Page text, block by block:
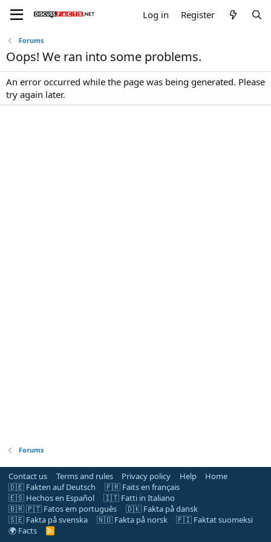
Log in Register
Forums
Oops! We ran into some problems.
An error occurred while the page was being generated. Please
try again later.
Forums
Contact us Terms and rules Privacy policy Help
Home
🇩🇪 Fakten auf Deutsch
🇫🇷 Faits en français
🇪🇸 Hechos en Español
🇮🇹 Fatti in Italiano
🇧🇷 🇵🇹 Fatos em português
🇩🇰 Fakta på dansk
🇸🇪 Fakta på svenska
🇳🇴 Fakta på norsk
🇫🇮 Faktat suomeksi
🌍 Facts
R